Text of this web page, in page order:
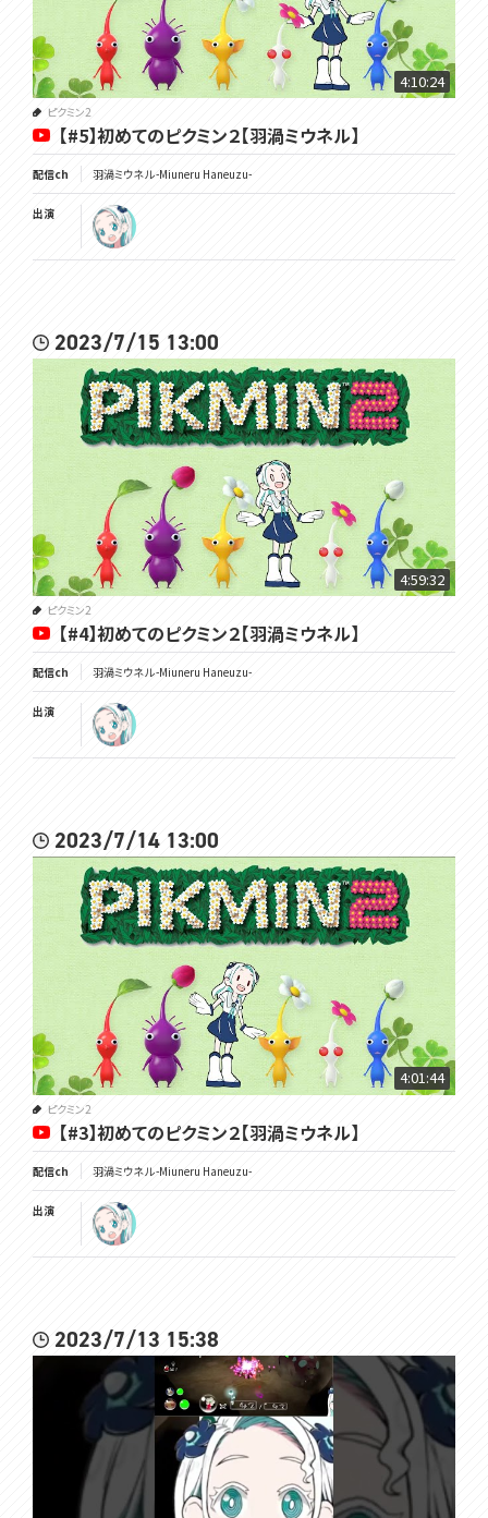
4:10:24
ピクミン2
【#5】初めてのピクミン２【羽渦ミウネル】
配信ch 羽渦ミウネル -Miuneru Haneuzu-
出演
2023/7/15 13:00
4:59:32
ピクミン2
【#4】初めてのピクミン２【羽渦ミウネル】
配信ch 羽渦ミウネル -Miuneru Haneuzu-
出演
2023/7/14 13:00
4:01:44
ピクミン2
【#3】初めてのピクミン２【羽渦ミウネル】
配信ch 羽渦ミウネル -Miuneru Haneuzu-
出演
2023/7/13 15:38